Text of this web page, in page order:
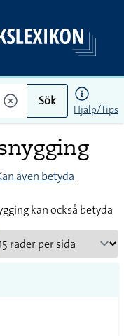
Sök
Hjälp/Tips
även betyda
kan också betyda